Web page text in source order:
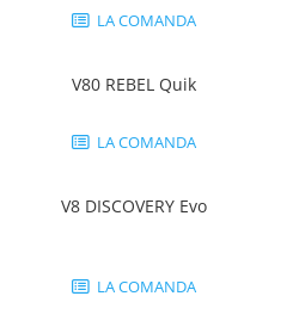
Pantaloni de protectie
Pentru copii
Veste de lucru
Bluze pentru femei
LA COMANDA
V80 REBEL Quik
LA COMANDA
V8 DISCOVERY Evo
LA COMANDA